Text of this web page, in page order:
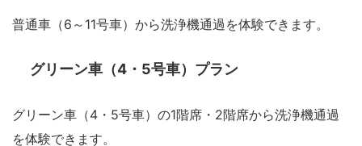
普通車（6～11号車）から洗浄機通過を体験できます。
グリーン車（4・5号車）プラン
グリーン車（4・5号車）の1階席・2階席から洗浄機通過
を体験できます。